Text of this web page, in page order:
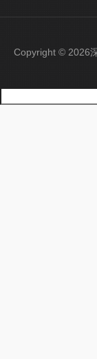
Copyright © 2026